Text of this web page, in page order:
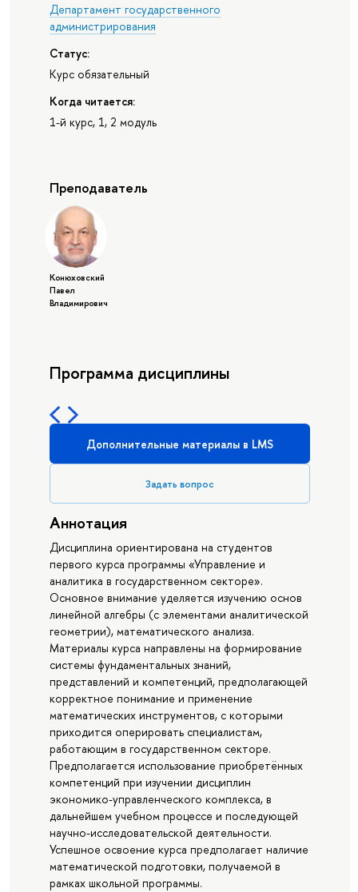
Департамент государственного
администрирования
Статус:
Курс обязательный
Когда читается:
1-й курс, 1, 2 модуль
Преподаватель
Конюховский
Павел
Владимирович
Программа дисциплины
Дополнительные материалы в LMS
Задать вопрос
Аннотация
Дисциплина ориентирована на студентов
первого курса программы «Управление и
аналитика в государственном секторе».
Основное внимание уделяется изучению основ
линейной алгебры (с элементами аналитической
геометрии), математического анализа.
Материалы курса направлены на формирование
системы фундаментальных знаний,
представлений и компетенций, предполагающей
корректное понимание и применение
математических инструментов, с которыми
приходится оперировать специалистам,
работающим в государственном секторе.
Предполагается использование приобретённых
компетенций при изучении дисциплин
экономико-управленческого комплекса, в
дальнейшем учебном процессе и последующей
научно-исследовательской деятельности.
Успешное освоение курса предполагает наличие
математической подготовки, получаемой в
рамках школьной программы.